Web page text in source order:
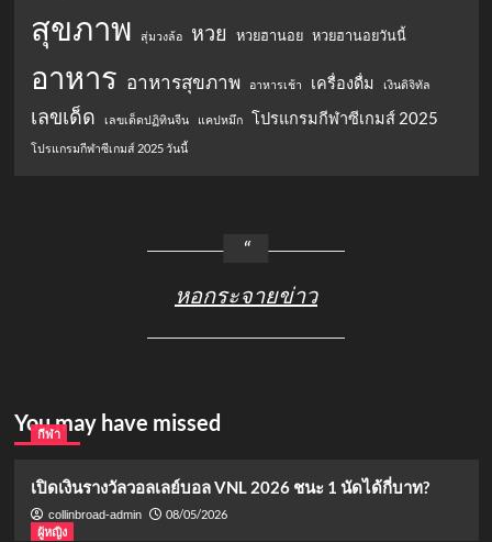
สุขภาพ สุ่มวงล้อ หวย หวยฮานอย หวยฮานอยวันนี้
อาหาร อาหารสุขภาพ อาหารเช้า เครื่องดื่ม เงินดิจิทัล
เลขเด็ด เลขเด็ดปฏิทินจีน แคปหมึก โปรแกรมกีฬาซีเกมส์ 2025
โปรแกรมกีฬาซีเกมส์ 2025 วันนี้
หอกระจายข่าว
You may have missed
กีฬา
เปิดเงินรางวัลวอลเลย์บอล VNL 2026 ชนะ 1 นัดได้กี่บาท?
collinbroad-admin
08/05/2026
ผู้หญิง